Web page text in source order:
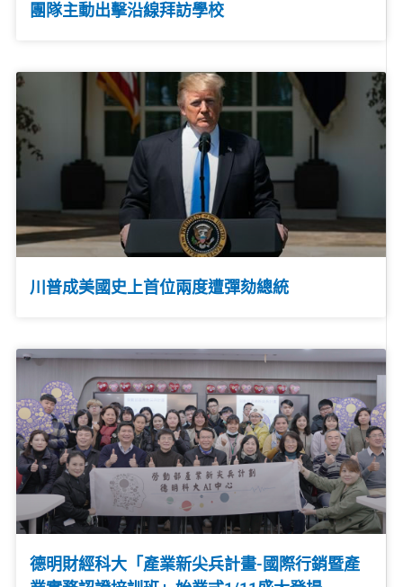
團隊主動出擊沿線拜訪學校
川普成美國史上首位兩度遭彈劾總統
德明財經科大「產業新尖兵計畫-國際行銷暨產